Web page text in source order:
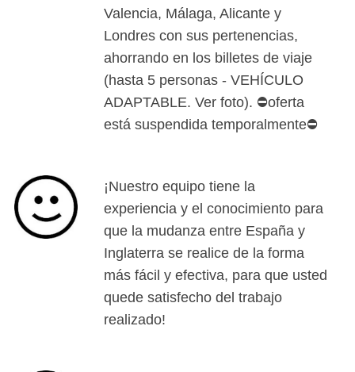
Valencia, Málaga, Alicante y
Londres con sus pertenencias,
ahorrando en los billetes de viaje
(hasta 5 personas - VEHÍCULO
ADAPTABLE. Ver foto). ⛔oferta
está suspendida temporalmente⛔
¡Nuestro equipo tiene la
experiencia y el conocimiento para
que la mudanza entre España y
Inglaterra se realice de la forma
más fácil y efectiva, para que usted
quede satisfecho del trabajo
realizado!